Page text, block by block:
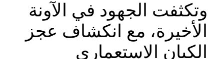
وتكثفت الجهود في الآونة
الأخيرة، مع انكشاف عجز
الكيان الاستعماري